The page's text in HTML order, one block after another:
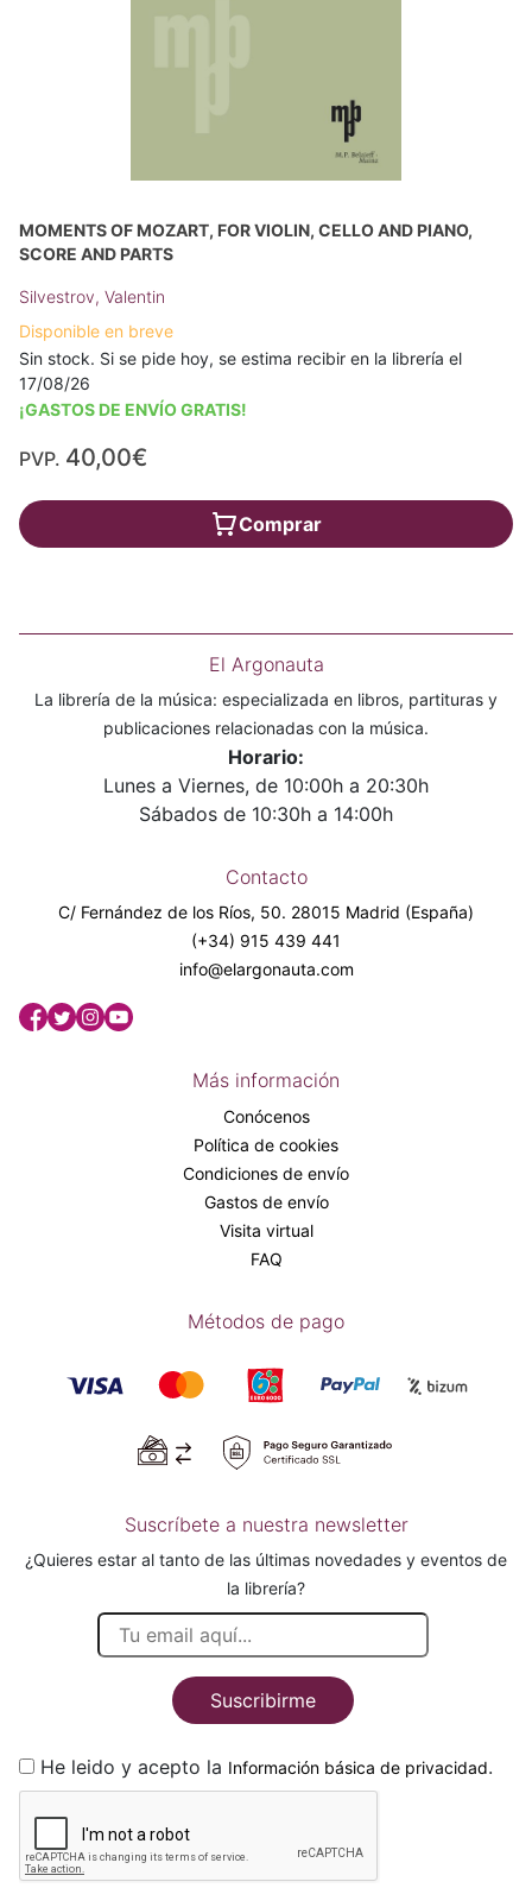
MOMENTS OF MOZART, FOR VIOLIN, CELLO AND PIANO,
SCORE AND PARTS
Silvestrov, Valentin
Disponible en breve
Sin stock. Si se pide hoy, se estima recibir en la librería el
17/08/26
¡GASTOS DE ENVÍO GRATIS!
PVP. 40,00€
Comprar
El Argonauta
La librería de la música: especializada en libros, partituras y
publicaciones relacionadas con la música.
Horario:
Lunes a Viernes, de 10:00h a 20:30h
Sábados de 10:30h a 14:00h
Contacto
C/ Fernández de los Ríos, 50. 28015 Madrid (España)
(+34) 915 439 441
info@elargonauta.com
Más información
Conócenos
Política de cookies
Condiciones de envío
Gastos de envío
Visita virtual
FAQ
Métodos de pago
Suscríbete a nuestra newsletter
¿Quieres estar al tanto de las últimas novedades y eventos de
la librería?
Suscribirme
He leido y acepto la Información básica de privacidad.